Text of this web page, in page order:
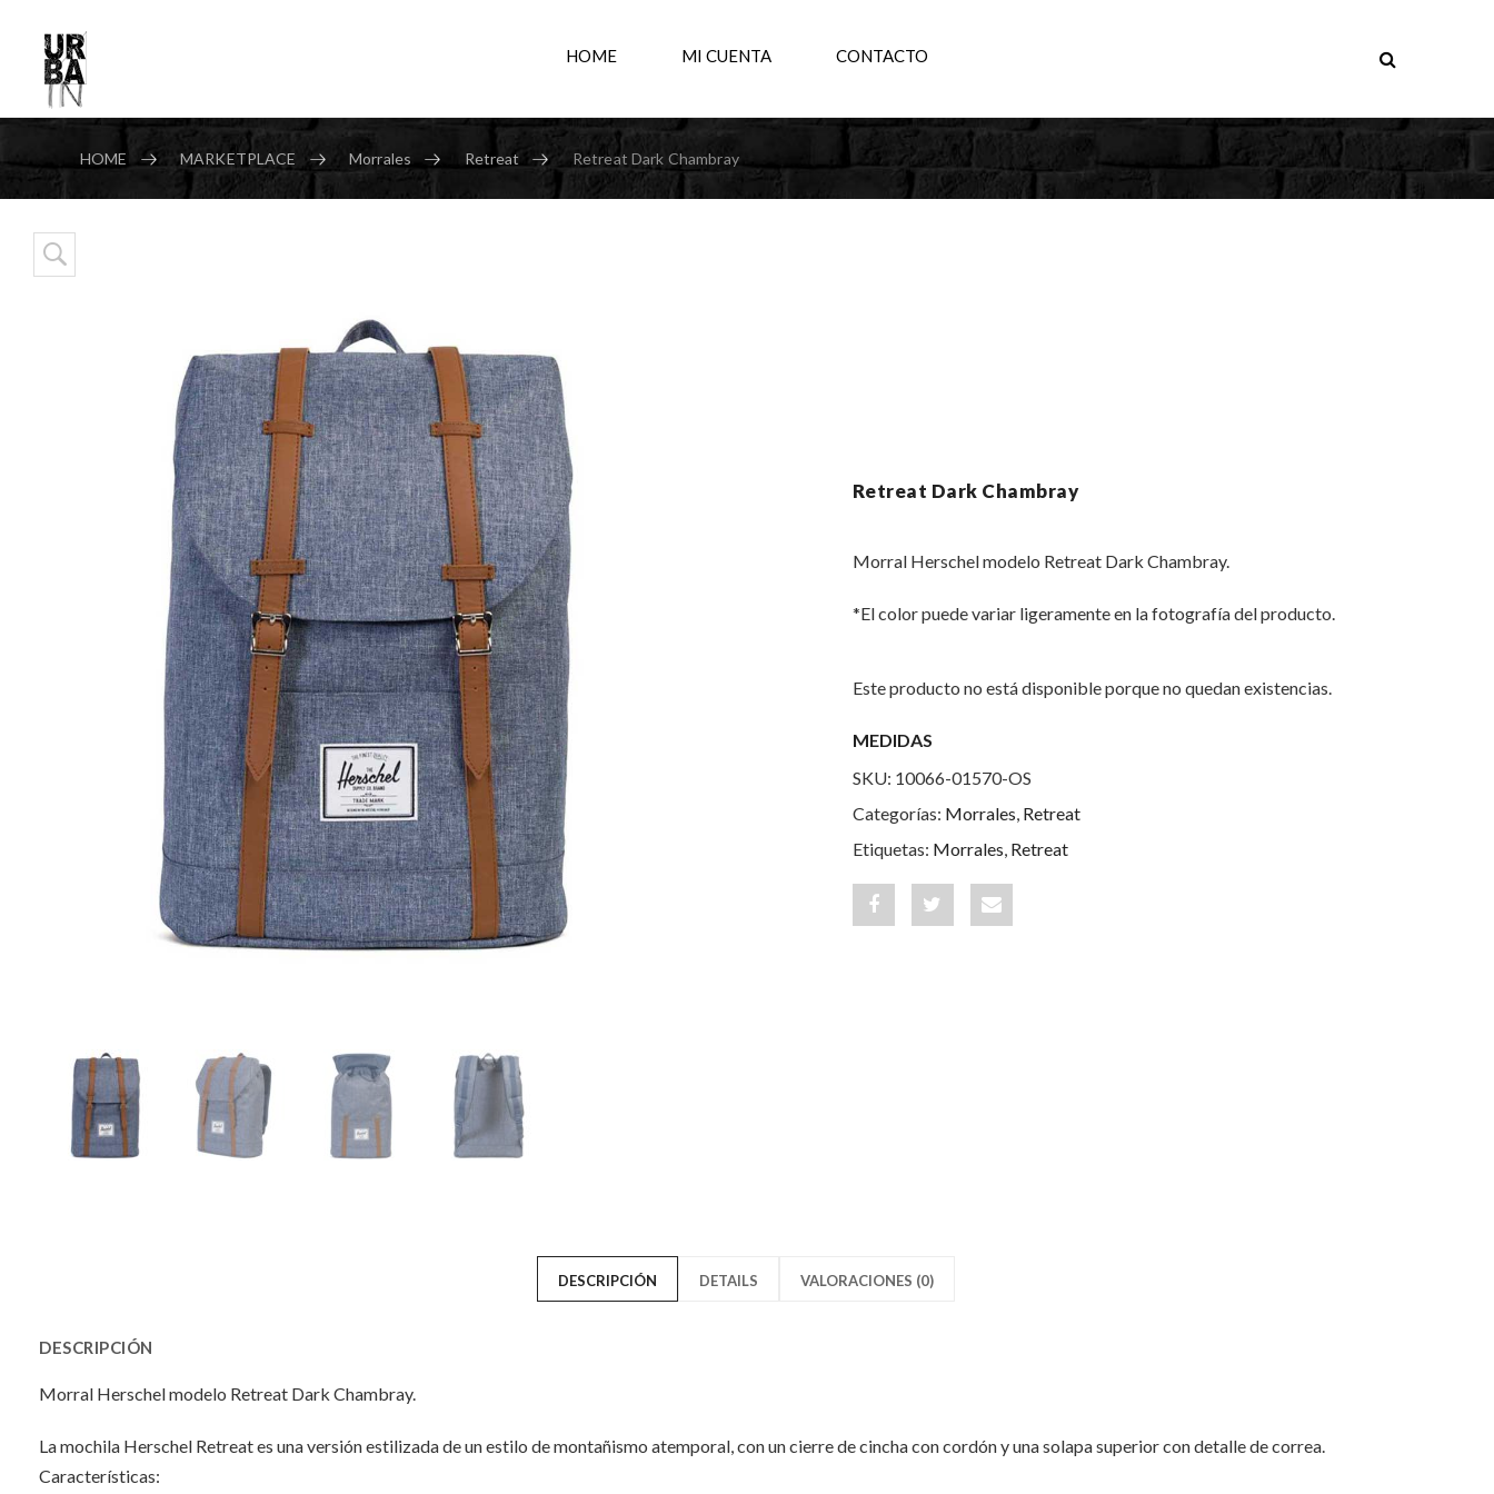
HOME MI CUENTA CONTACTO
HOME MARKETPLACE Morrales Retreat Retreat Dark Chambray
Skip to content
Retreat Dark Chambray
Morral Herschel modelo Retreat Dark Chambray.
*El color puede variar ligeramente en la fotografía del producto.
Este producto no está disponible porque no quedan existencias.
MEDIDAS
SKU: 10066-01570-OS
Categorías: Morrales Retreat
Etiquetas: Morrales Retreat
Share Post Share
DESCRIPCIÓN DETAILS VALORACIONES (0)
DESCRIPCIÓN
Morral Herschel modelo Retreat Dark Chambray.
La mochila Herschel Retreat es una versión estilizada de un estilo de montañismo atemporal, con un cierre de cincha con cordón y una solapa superior con detalle de correa.
Características: